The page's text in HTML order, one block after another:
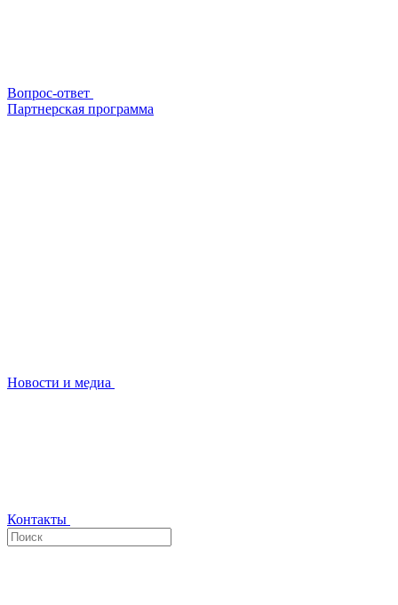
Вопрос-ответ
Партнерская программа
Новости и медиа
Контакты